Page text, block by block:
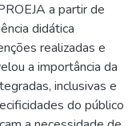
a partir de
didática
realizadas e
a importância da
inclusivas e
do público